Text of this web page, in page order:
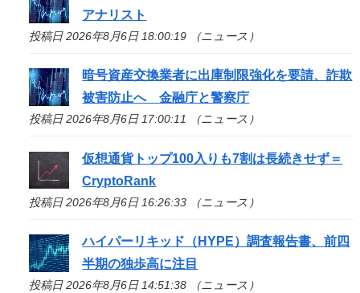
アナリスト
投稿日 2026年8月6日 18:00:19 （ニュース）
暗号資産交換業者に出庫制限強化を要請、詐欺
被害防止へ 金融庁と警察庁
投稿日 2026年8月6日 17:00:11 （ニュース）
仮想通貨トップ100入りも7割は長続きせず＝
CryptoRank
投稿日 2026年8月6日 16:26:33 （ニュース）
ハイパーリキッド（HYPE）調査報告書、前四
半期の独歩高に注目
投稿日 2026年8月6日 14:51:38 （ニュース）